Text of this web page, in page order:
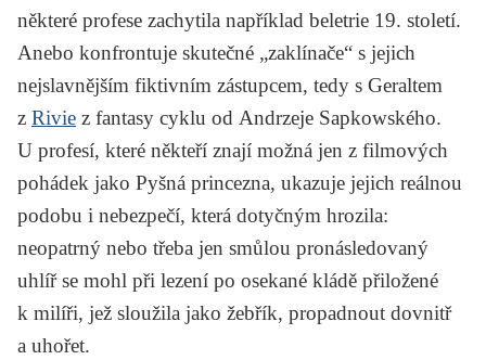
některé profese zachytila například beletrie 19. století.
Anebo konfrontuje skutečné „zaklínače“ s jejich
nejslavnějším fiktivním zástupcem, tedy s Geraltem
z Rivie z fantasy cyklu od Andrzeje Sapkowského.
U profesí, které někteří znají možná jen z filmových
pohádek jako Pyšná princezna, ukazuje jejich reálnou
podobu i nebezpečí, která dotyčným hrozila:
neopatrný nebo třeba jen smůlou pronásledovaný
uhlíř se mohl při lezení po osekané kládě přiložené
k milíři, jež sloužila jako žebřík, propadnout dovnitř
a uhořet.